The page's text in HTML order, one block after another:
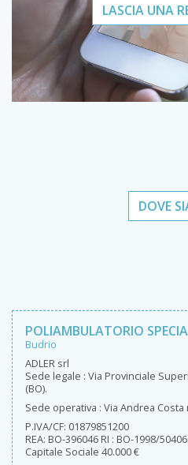
LASCIA UNA
DOVE
POLIAMBULATORIO
Budrio
ADLER srl
Sede legale : Via Provinciale
(BO).
Sede operativa : Via Andrea Costa
P.IVA/CF: 01879851200
REA: BO-396046 RI : BO-1998/50406
Capitale Sociale 40.000 €